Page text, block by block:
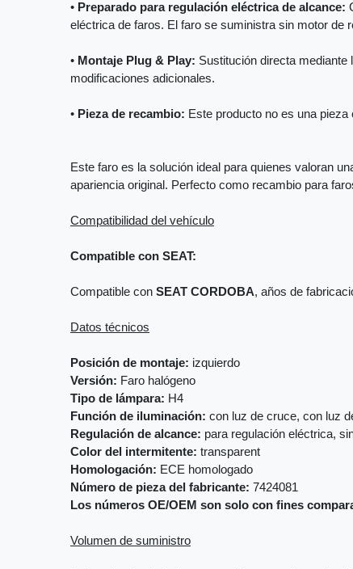
• Preparado para regulación eléctrica de alcance:
eléctrica de faros. El faro se suministra sin motor de
• Montaje Plug & Play: Sustitución directa mediante
modificaciones adicionales.
• Pieza de recambio: Este producto no es una
Este faro es la solución ideal para quienes valoran
apariencia original. Perfecto como recambio para
Compatibilidad del vehículo
Compatible con SEAT:
Compatible con SEAT CORDOBA, años de
Datos técnicos
Posición de montaje: izquierdo
Versión: Faro halógeno
Tipo de lámpara: H4
Función de iluminación: con luz de cruce, con luz
Regulación de alcance: para regulación eléctrica,
Color del intermitente: transparent
Homologación: ECE homologado
Número de pieza del fabricante: 7424081
Los números OE/OEM son solo con fines
Volumen de suministro